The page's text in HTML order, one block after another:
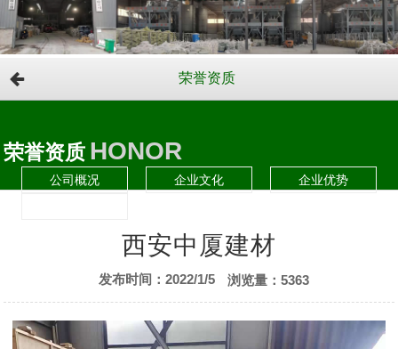
荣誉资质
荣誉资质 HONOR
公司概况 企业文化
企业优势
西安中厦建材
发布时间：2022/1/5 浏览量：5363